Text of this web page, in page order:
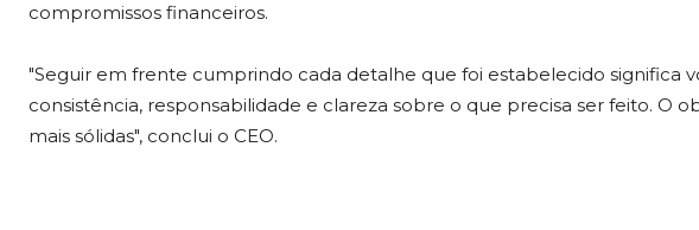
compromissos financeiros.
"Seguir em frente cumprindo cada detalhe que foi estabelecido significa
consistência, responsabilidade e clareza sobre o que precisa ser feito. O
mais sólidas", conclui o CEO.